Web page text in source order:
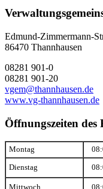
Edmund-Zimmermann-
86470 Thannhausen
08281 901-0
08281 901-20
vgem@thannhausen.de
www.vg-thannhausen.de
Öffnungszeiten des
Montag
Dienstag